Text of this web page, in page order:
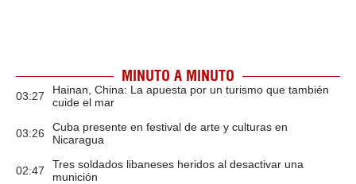
MINUTO A MINUTO
03:27
Hainan, China: La apuesta por un turismo que también
cuide el mar
03:26
Cuba presente en festival de arte y culturas en
Nicaragua
02:47
Tres soldados libaneses heridos al desactivar una
munición